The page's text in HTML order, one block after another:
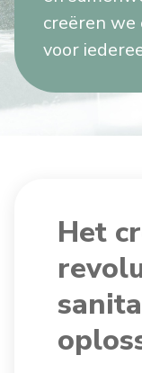
creëren
voor
Het